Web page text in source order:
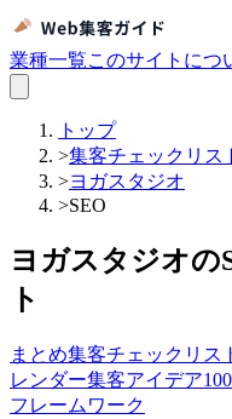
業種一覧このサイトにつ
トップ
>集客チェックリス
>ヨガスタジオ
>SEO
ヨガスタジオの
ト
まとめ集客チェックリス
レンダー集客アイデア
フレームワーク